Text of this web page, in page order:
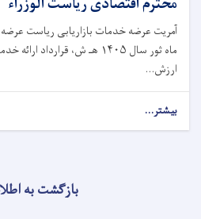
آمریت عرضه‌ خدمات بازاریابی ریاست
ماه ثور سال ۱۴۰۵ هـ ش،
ارزش...
بیشتر...
بازگشت به